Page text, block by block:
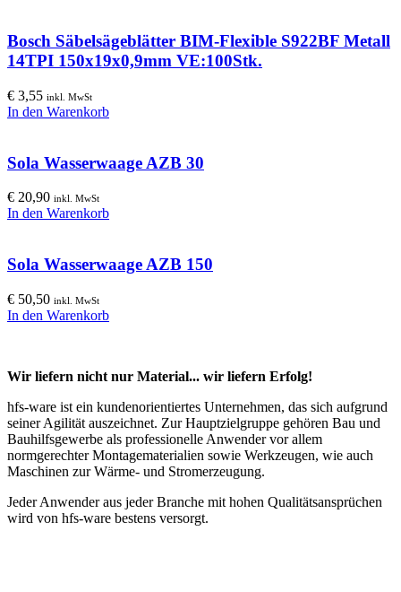
Bosch Säbelsägeblätter BIM-Flexible S922BF Metall
14TPI 150x19x0,9mm VE:100Stk.
€ 3,55 inkl. MwSt
In den Warenkorb
Sola Wasserwaage AZB 30
€ 20,90 inkl. MwSt
In den Warenkorb
Sola Wasserwaage AZB 150
€ 50,50 inkl. MwSt
In den Warenkorb
Wir liefern nicht nur Material... wir liefern Erfolg!
hfs-ware ist ein kundenorientiertes Unternehmen, das sich aufgrund
seiner Agilität auszeichnet. Zur Hauptzielgruppe gehören Bau und
Bauhilfsgewerbe als professionelle Anwender vor allem
normgerechter Montagematerialien sowie Werkzeugen, wie auch
Maschinen zur Wärme- und Stromerzeugung.
Jeder Anwender aus jeder Branche mit hohen Qualitätsansprüchen
wird von hfs-ware bestens versorgt.